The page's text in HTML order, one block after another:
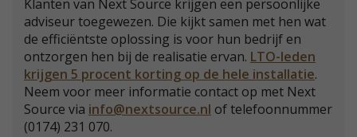
Klanten van Next Source krijgen een persoonlijke
adviseur toegewezen. Die kijkt samen met hen wat
de efficiëntste oplossing is voor hun bedrijf en
ontzorgen hen bij de realisatie ervan. LTO-leden
krijgen 5 procent korting op de hele installatie.
Neem voor meer informatie contact op met Next
Source via info@nextsource.nl of telefoonnummer
(0174) 231 070.